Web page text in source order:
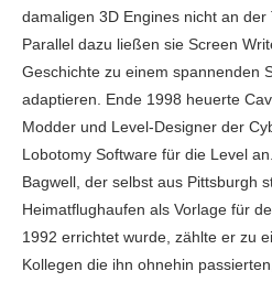
damaligen 3D Engines nicht an der
Parallel dazu ließen sie Screen
Geschichte zu einem spannenden
adaptieren. Ende 1998 heuerte
Modder und Level-Designer der
Lobotomy Software für die Level
Bagwell, der selbst aus Pittsburgh
Heimatflughaufen als Vorlage für
1992 errichtet wurde, zählte er zu
Kollegen die ihn ohnehin